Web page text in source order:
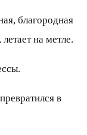
благородная
на метле.
в